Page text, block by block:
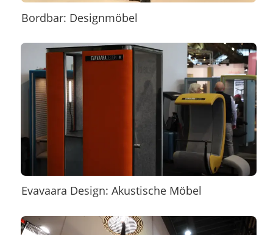
Bordbar: Designmöbel
Evavaara Design: Akustische Möbel